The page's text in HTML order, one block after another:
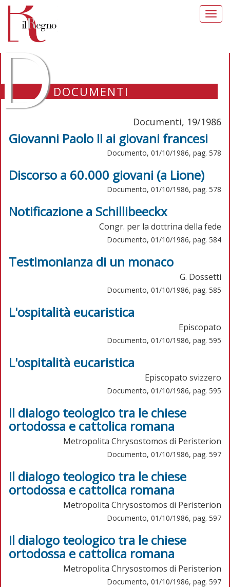
DOCUMENTI
Documenti, 19/1986
Giovanni Paolo II ai giovani francesi
Documento, 01/10/1986, pag. 578
Discorso a 60.000 giovani (a Lione)
Documento, 01/10/1986, pag. 578
Notificazione a Schillibeeckx
Congr. per la dottrina della fede
Documento, 01/10/1986, pag. 584
Testimonianza di un monaco
G. Dossetti
Documento, 01/10/1986, pag. 585
L'ospitalità eucaristica
Episcopato
Documento, 01/10/1986, pag. 595
L'ospitalità eucaristica
Episcopato svizzero
Documento, 01/10/1986, pag. 595
Il dialogo teologico tra le chiese
ortodossa e cattolica romana
Metropolita Chrysostomos di Peristerion
Documento, 01/10/1986, pag. 597
Il dialogo teologico tra le chiese
ortodossa e cattolica romana
Metropolita Chrysostomos di Peristerion
Documento, 01/10/1986, pag. 597
Il dialogo teologico tra le chiese
ortodossa e cattolica romana
Metropolita Chrysostomos di Peristerion
Documento, 01/10/1986, pag. 597